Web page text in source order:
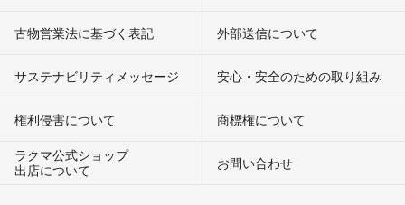
古物営業法に基づく表記 外部送信について
サステナビリティメッセージ 安心・安全のための取り組み
権利侵害について
商標権について
ラクマ公式ショップ
出店について
お問い合わせ